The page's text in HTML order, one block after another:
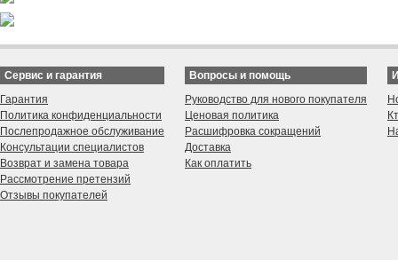
Сервис и гарантия
Гарантия
Политика конфиденциальности
Послепродажное обслуживание
Консультации специалистов
Возврат и замена товара
Рассмотрение претензий
Отзывы покупателей
Вопросы и помощь
Руководство для нового покупателя
Ценовая политика
Расшифровка сокращений
Доставка
Как оплатить